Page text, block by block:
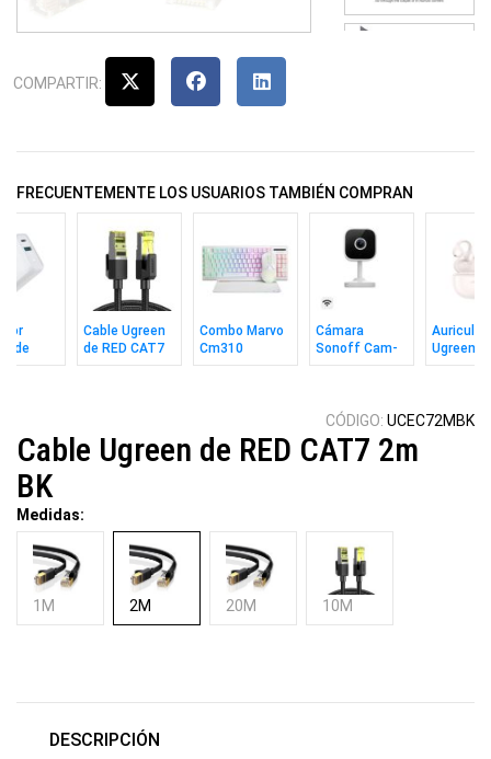
COMPARTIR:
FRECUENTEMENTE LOS USUARIOS TAMBIÉN COMPRAN
de
38w
Cable Ugreen
de RED CAT7
10Gbps 10m
Combo Marvo
Cm310
Teclado In +
Cámara
Sonoff Cam-
s2 Slim Gen2
Auricular
Ugreen
CÓDIGO: UCEC72MBK
Cable Ugreen de RED CAT7 2m
BK
Medidas:
1M 2M 20M 10M
DESCRIPCIÓN